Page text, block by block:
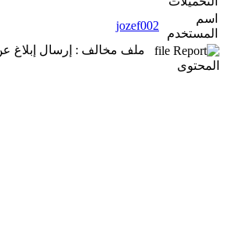
اسم
المستخدم
jozef002
ملف مخالف : إرسال إبلاغ
المحتوى